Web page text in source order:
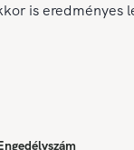
is eredményes